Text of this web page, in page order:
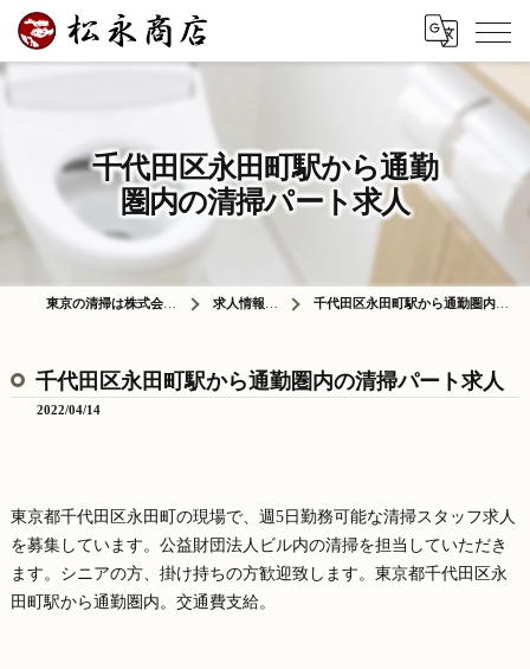
千代田区永田町駅から通勤
圏内の清掃パート求人
東京の清掃は株式会社松永商店 求人情報ブログ 千代田区永田町駅から通勤圏内の清掃パート求人
千代田区永田町駅から通勤圏内の清掃パート求人
2022/04/14
東京都千代田区永田町の現場で、週5日勤務可能な清掃スタッフ求人
を募集しています。公益財団法人ビル内の清掃を担当していただき
ます。シニアの方、掛け持ちの方歓迎致します。東京都千代田区永
田町駅から通勤圏内。交通費支給。